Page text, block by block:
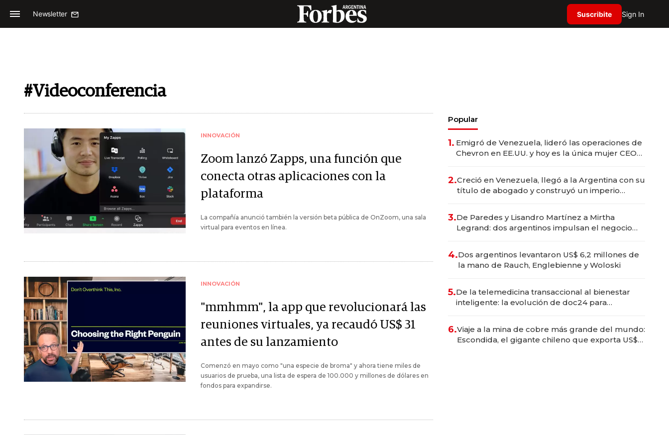
Newsletter Suscribite Sign In
#Videoconferencia
INNOVACIÓN
Zoom lanzó Zapps, una función que
conecta otras aplicaciones con la
plataforma
La compañía anunció también la versión beta pública de OnZoom, una sala
virtual para eventos en línea.
INNOVACIÓN
"mmhmm", la app que revolucionará las
reuniones virtuales, ya recaudó US$ 31
antes de su lanzamiento
Comenzó en mayo como "una especie de broma" y ahora tiene miles de
usuarios de prueba, una lista de espera de 100.000 y millones de dólares en
fondos para expandirse.
Popular
1. Emigró de Venezuela, lideró las operaciones de
Chevron en EE.UU. y hoy es la única mujer CEO
2.Creció en Venezuela, llegó a la Argentina con su
título de abogado y construyó un imperio
3.De Paredes y Lisandro Martínez a Mirtha
Legrand: dos argentinos impulsan el negocio
4.Dos argentinos levantaron US$ 6,2 millones de
la mano de Rauch, Englebienne y Woloski
5.De la telemedicina transaccional al bienestar
inteligente: la evolución de doc24 para
6.Viaje a la mina de cobre más grande del mundo:
Escondida, el gigante chileno que exporta US$